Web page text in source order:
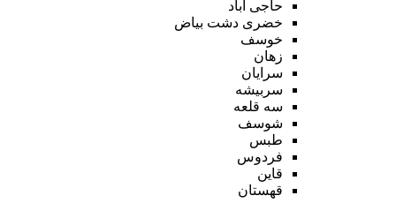
حاجی آباد
خضری دشت بیاض
خوسف
زهان
سرایان
سربیشه
سه قلعه
شوسف
طبس
فردوس
قاین
قهستان